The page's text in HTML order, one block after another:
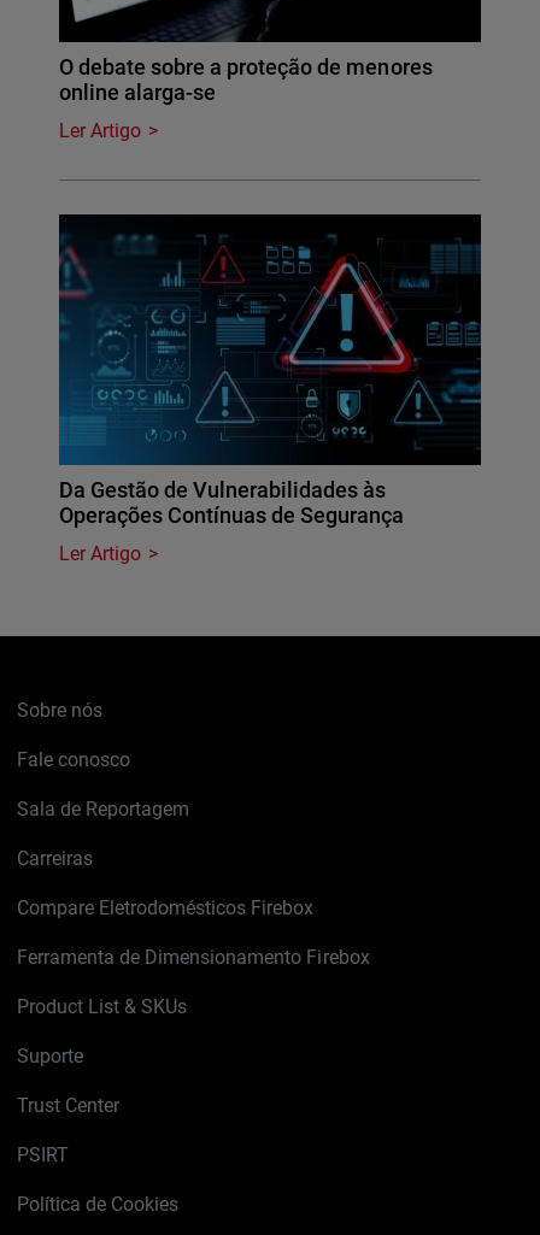
O debate sobre a proteção de menores
online alarga-se
Ler Artigo
Da Gestão de Vulnerabilidades às
Operações Contínuas de Segurança
Ler Artigo
Sobre nós
Fale conosco
Sala de Reportagem
Carreiras
Compare Eletrodomésticos Firebox
Ferramenta de Dimensionamento Firebox
Product List & SKUs
Suporte
Trust Center
PSIRT
Política de Cookies